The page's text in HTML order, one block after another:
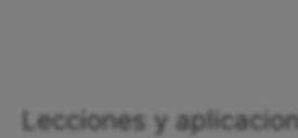
Lecciones y